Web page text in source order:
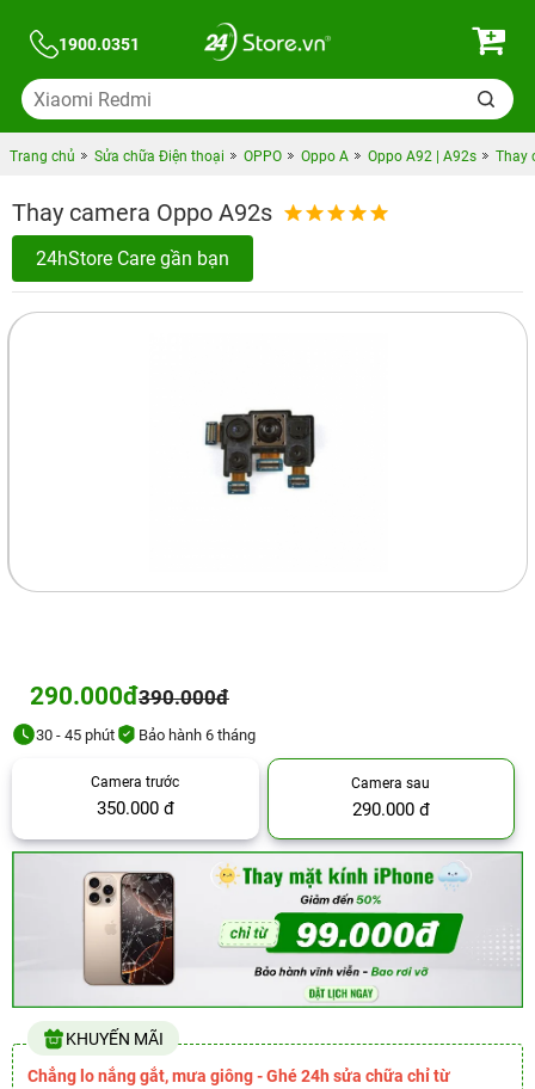
1900.0351
Trang chủ Sửa chữa Điện thoại OPPO Oppo A Oppo A92 | A92s Thay
Thay camera Oppo A92s
24hStore Care gần bạn
290.000đ390.000đ
30 - 45 phút Bảo hành 6 tháng
Camera trước
350.000 đ
Camera sau
290.000 đ
KHUYẾN MÃI
Chẳng lo nắng gắt, mưa giông - Ghé 24h sửa chữa chỉ từ